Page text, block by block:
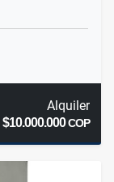
Alquiler
$10.000.000COP